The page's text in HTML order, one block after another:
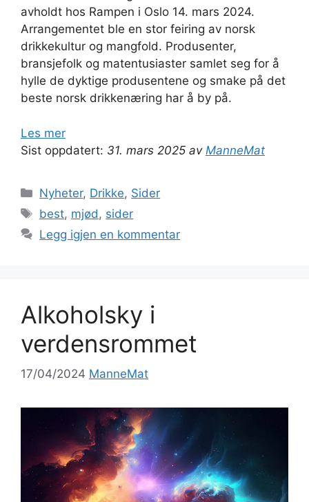
avholdt hos Rampen i Oslo 14. mars 2024.
Arrangementet ble en stor feiring av norsk
drikkekultur og mangfold. Produsenter,
bransjefolk og matentusiaster samlet seg for å
hylle de dyktige produsentene og smake på det
beste norsk drikkenæring har å by på.
Les mer
Sist oppdatert: 31. mars 2025 av ManneMat
Kategorier
Nyheter, Drikke, Sider
Stikkord
best, mjød , sider
Legg igjen en kommentar
Alkoholsky i
verdensrommet
17/04/2024 ManneMat